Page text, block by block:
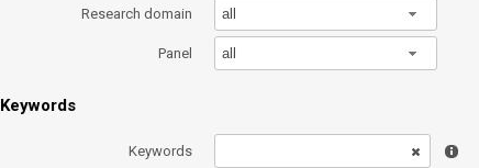
Research domain all
Panel all
Keywords
Keywords